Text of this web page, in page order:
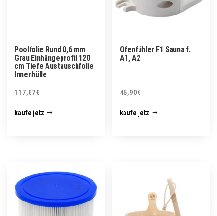
Poolfolie Rund 0,6 mm
Grau Einhängeprofil 120
cm Tiefe Austauschfolie
Innenhülle
117,67€
kaufe jetz
Ofenfühler F1 Sauna f.
A1, A2
45,90€
kaufe jetz